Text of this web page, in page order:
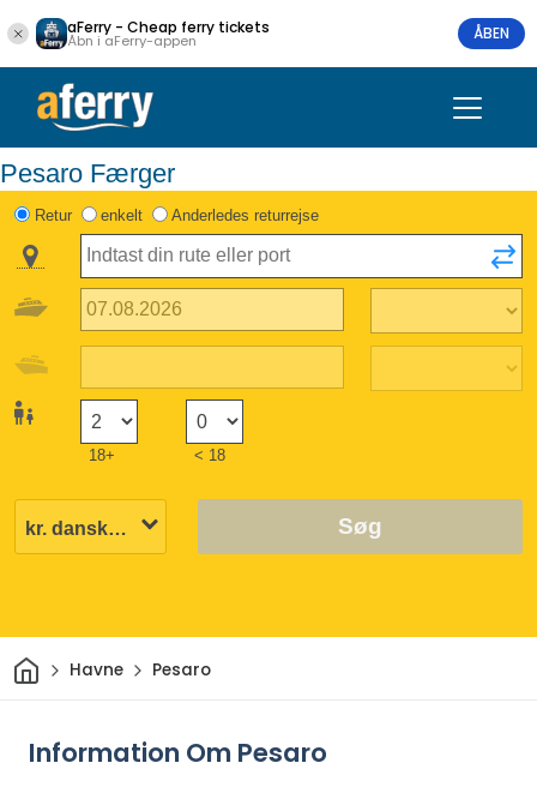
aFerry - Cheap ferry tickets
Åbn i aFerry-appen ÅBEN
Pesaro Færger
Retur enkelt Anderledes returrejse
18+ < 18
Søg
HjemHavne Pesaro
Information Om Pesaro